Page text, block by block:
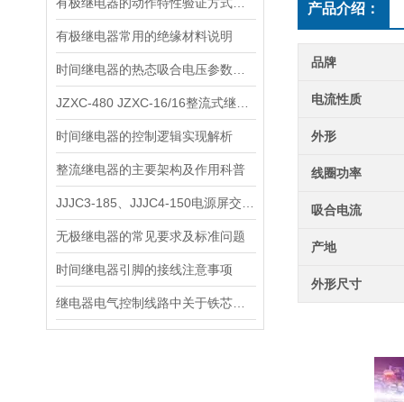
有极继电器常用的绝缘材料说明
时间继电器的控制逻辑实现解析
整流继电器的主要架构及作用科普
无极继电器的常见要求及标准问题
时间继电器引脚的接线注意事项
产品介绍：
品牌
电流性质
外形
线圈功率
吸合电流
产地
外形尺寸